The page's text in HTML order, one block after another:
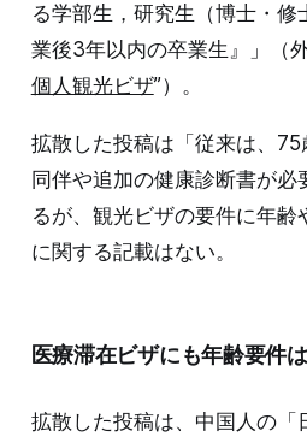
る学部生，研究生（博士・修
業後3年以内の卒業生』」（
個人観光ビザ”）。
拡散した投稿は「従来は、
同伴や追加の健康診断書が必
るが、観光ビザの要件に年齢
に関する記載はない。
医療滞在ビザにも年齢要件
拡散した投稿は、中国人の「